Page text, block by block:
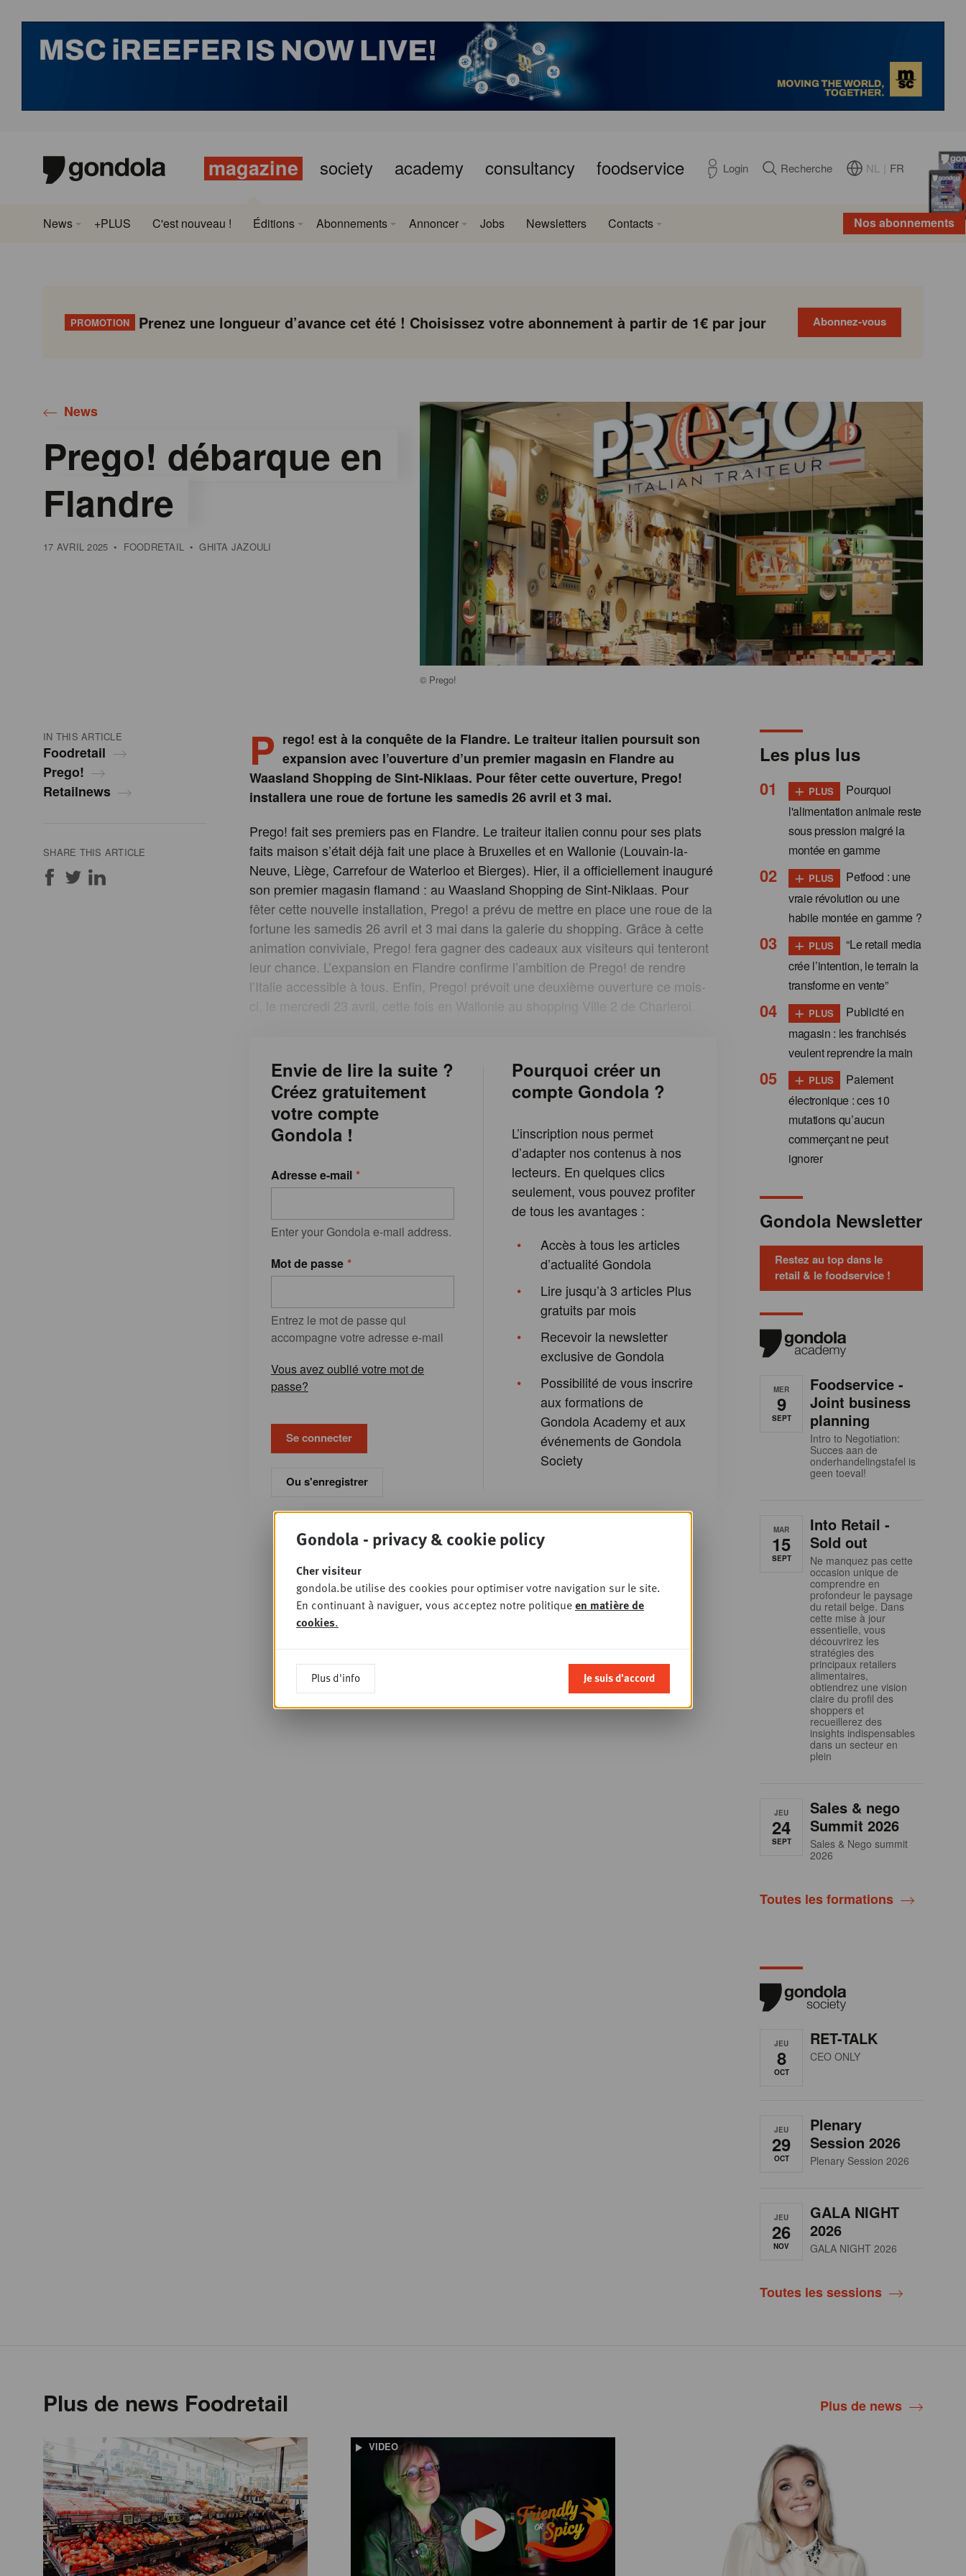
magazine society academy consultancy foodservice Login Recherche NL FR
Nos abonnements
News +PLUS C'est nouveau ! Éditions Abonnements Annoncer Jobs Newsletters Contacts
PROMOTION Prenez une longueur d’avance cet été ! Choisissez votre abonnement à partir de 1€ par jour Abonnez-vous
News
Prego! débarque en
Flandre
17 AVRIL 2025 • FOODRETAIL • GHITA JAZOULI
© Prego!
IN THIS ARTICLE
Foodretail
Prego!
Retailnews
SHARE THIS ARTICLE
P rego! est à la conquête de la Flandre. Le traiteur italien poursuit son
expansion avec l’ouverture d’un premier magasin en Flandre au
Waasland Shopping de Sint-Niklaas. Pour fêter cette ouverture, Prego!
installera une roue de fortune les samedis 26 avril et 3 mai.
Prego! fait ses premiers pas en Flandre. Le traiteur italien connu pour ses plats
faits maison s’était déjà fait une place à Bruxelles et en Wallonie (Louvain-la-
Neuve, Liège, Carrefour de Waterloo et Bierges). Hier, il a officiellement inauguré
son premier magasin flamand : au Waasland Shopping de Sint-Niklaas. Pour
fêter cette nouvelle installation, Prego! a prévu de mettre en place une roue de la
fortune les samedis 26 avril et 3 mai dans la galerie du shopping. Grâce à cette
animation conviviale, Prego! fera gagner des cadeaux aux visiteurs qui tenteront
leur chance. L’expansion en Flandre confirme l’ambition de Prego! de rendre
l’Italie accessible à tous. Enfin, Prego! prévoit une deuxième ouverture ce mois-
ci, le mercredi 23 avril, cette fois en Wallonie au shopping Ville 2 de Charleroi.
Envie de lire la suite ?
Créez gratuitement
votre compte
Gondola !
Adresse e-mail
Enter your Gondola e-mail address.
Mot de passe
Entrez le mot de passe qui
accompagne votre adresse e-mail
Vous avez oublié votre mot de
passe?
Ou s'enregistrer
Pourquoi créer un
compte Gondola ?
L’inscription nous permet
d’adapter nos contenus à nos
lecteurs. En quelques clics
seulement, vous pouvez profiter
de tous les avantages :
Accès à tous les articles
d’actualité Gondola
Lire jusqu’à 3 articles Plus
gratuits par mois
Recevoir la newsletter
exclusive de Gondola
Possibilité de vous inscrire
aux formations de
Gondola Academy et aux
événements de Gondola
Society
Les plus lus
+ PLUS
Pourquoi
l'alimentation animale reste
sous pression malgré la
montée en gamme
+ PLUS
Petfood : une
vraie révolution ou une
habile montée en gamme ?
+ PLUS
“Le retail media
crée l’intention, le terrain la
transforme en vente”
+ PLUS
Publicité en
magasin : les franchisés
veulent reprendre la main
+ PLUS
Paiement
électronique : ces 10
mutations qu’aucun
commerçant ne peut
ignorer
Gondola Newsletter
Restez au top dans le
retail & le foodservice !
MER
9
SEPT
Foodservice -
Joint business
planning
Intro to Negotiation:
Succes aan de
onderhandelingstafel is
geen toeval!
MAR
15
SEPT
Into Retail -
Sold out
Ne manquez pas cette
occasion unique de
comprendre en
profondeur le paysage
du retail belge. Dans
cette mise à jour
essentielle, vous
découvrirez les
stratégies des
principaux retailers
alimentaires,
obtiendrez une vision
claire du profil des
shoppers et
recueillerez des
insights indispensables
dans un secteur en
plein
JEU
24
SEPT
Sales & nego
Summit 2026
Sales & Nego summit
2026
Toutes les formations
JEU
8
OCT
RET-TALK
CEO ONLY
JEU
29
OCT
Plenary
Session 2026
Plenary Session 2026
JEU
26
NOV
GALA NIGHT
2026
GALA NIGHT 2026
Toutes les sessions
Plus de news Foodretail Plus de news
VIDEO
Gondola - privacy & cookie policy
Cher visiteur
gondola.be utilise des cookies pour optimiser votre navigation sur le site.
En continuant à naviguer, vous acceptez notre politiqueen matière de
cookies.
Plus d'info Je suis d'accord